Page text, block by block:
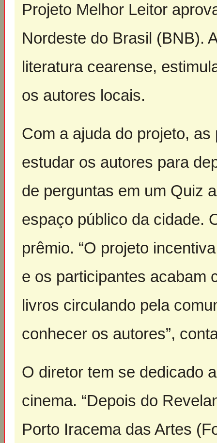
Projeto Melhor Leitor
Nordeste do Brasil (BNB).
literatura cearense,
os autores locais.
Com a ajuda do projeto,
estudar os autores para
de perguntas em um Quiz
espaço público da cidade.
prêmio. “O projeto
e os participantes acabam
livros circulando pela
conhecer os autores”,
O diretor tem se dedicado
cinema. “Depois do
Porto Iracema das Artes